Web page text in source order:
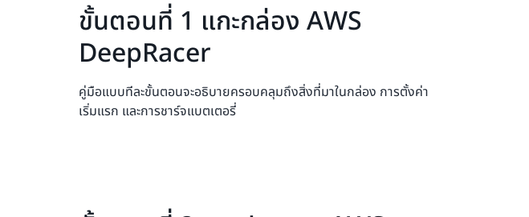
ขั้นตอนที่ 1 แกะกล่อง AWS
DeepRacer
คู่มือแบบทีละขั้นตอนจะอธิบายครอบคลุมถึงสิ่งที่มาในกล่อง การตั้งค่า
เริ่มแรก และการชาร์จแบตเตอรี่